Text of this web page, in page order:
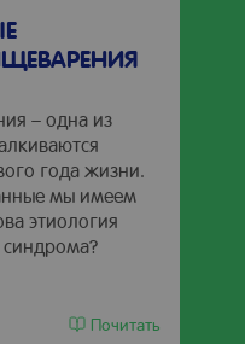
– одна из
года жизни.
мы имеем
этиология
Почитать